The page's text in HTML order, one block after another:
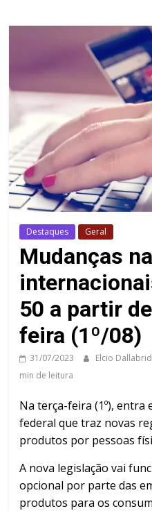
Destaques Geral
Mudanças
50 a partir
feira (1º/08)
31/07/2023 Elcio
min de leitura
Na terça-feira (1º),
federal que traz novas
produtos por pessoas
A nova legislação vai
opcional por parte das
produtos para os